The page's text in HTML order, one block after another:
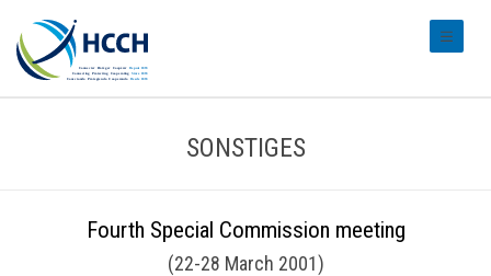
SONSTIGES
Fourth Special Commission meeting
(22-28 March 2001)